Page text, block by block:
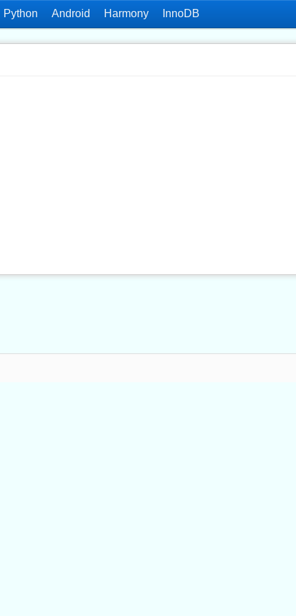
Python Android Harmony InnoDB